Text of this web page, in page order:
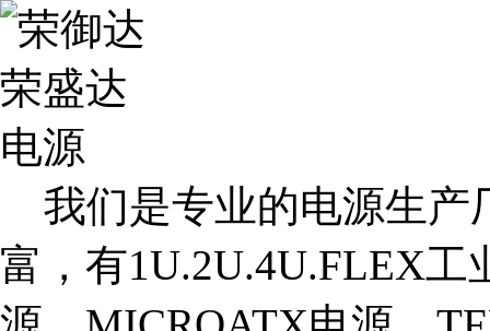
我们是专业的电源生产
富，有1U.2U.4U.FLEX工